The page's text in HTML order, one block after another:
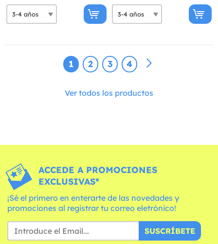
1 2 3 4
Ver todos los productos
ACCEDE A PROMOCIONES
EXCLUSIVAS*
¡Sé el primero en enterarte de las novedades y
promociones al registrar tu correo eletrónico!
SUSCRÍBETE